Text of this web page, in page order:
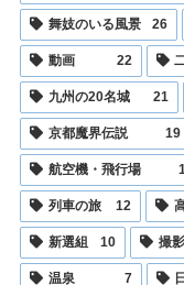
舞妓のいる風景 26
動画 22
九州の20名城 21
京都魔界伝説 19
航空機・飛行場
列車の旅 12
新選組 10 撮
温泉 7